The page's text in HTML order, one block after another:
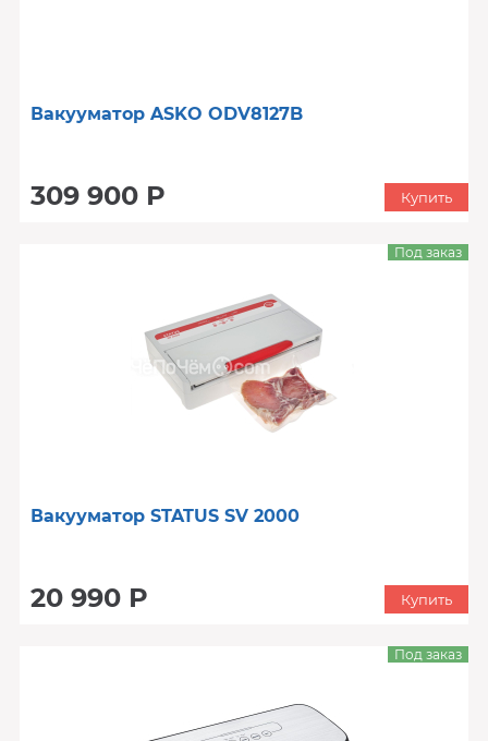
Вакууматор ASKO ODV8127B
309 900 Р Купить
Вакууматор STATUS SV 2000
20 990 Р
Под заказ
Купить
Под заказ